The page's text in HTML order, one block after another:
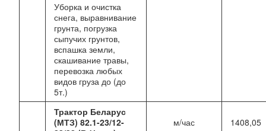
Уборка и очистка
снега, выравнивание
грунта, погрузка
сыпучих грунтов,
вспашка земли,
скашивание травы,
перевозка любых
видов груза до (до
5т.)
Трактор Беларус
(МТЗ) 82.1-23/12-
м/час 1408,05